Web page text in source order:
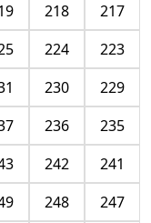
217
218
223
224
229
230
235
236
241
242
247
248